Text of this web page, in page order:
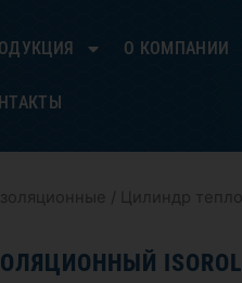
О КОМПАНИИ
/ Цилиндр